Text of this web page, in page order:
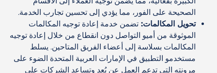
الصحيحة على الفور، مما يؤدي إلى تحسين تجارب الخدمة.
تحويل المكالمات: تضمن خدمة إعادة توجيه المكالمات
الموثوقة من أميو التواصل دون انقطاع من خلال إعادة توجيه
المكالمات بسلاسة إلى أعضاء الفريق المتاحين. يسلط
مستخدمو التطبيق في الإمارات العربية المتحدة الضوء على
مرونته التي تدعم العمل عن بُعد وتساعد الشركات على